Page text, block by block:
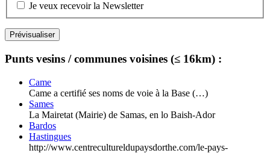
Je veux recevoir la Newsletter
Punts vesins / communes voisines (≤ 16km) :
Came
Came a certifié ses noms de voie à la Base (…)
Sames
La Mairetat (Mairie) de Samas, en lo Baish-Ador
Bardos
Hastingues
http://www.centrecultureldupaysdorthe.com/le-pays-